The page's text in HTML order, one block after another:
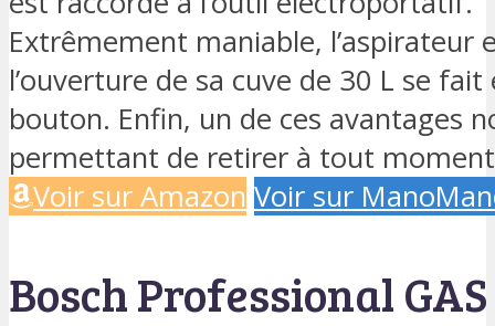
Extrêmement maniable, l’aspirateur
l’ouverture de sa cuve de 30 L se
bouton. Enfin, un de ces avantages
permettant de retirer à tout
Voir sur Amazon Voir sur
Bosch Professional GAS